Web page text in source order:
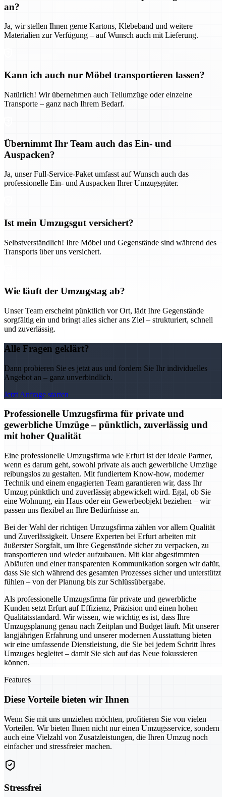
an?
Ja, wir stellen Ihnen gerne Kartons, Klebeband und weitere
Materialien zur Verfügung – auf Wunsch auch mit Lieferung.
Kann ich auch nur Möbel transportieren lassen?
Natürlich! Wir übernehmen auch Teilumzüge oder einzelne
Transporte – ganz nach Ihrem Bedarf.
Übernimmt Ihr Team auch das Ein- und
Auspacken?
Ja, unser Full-Service-Paket umfasst auf Wunsch auch das
professionelle Ein- und Auspacken Ihrer Umzugsgüter.
Ist mein Umzugsgut versichert?
Selbstverständlich! Ihre Möbel und Gegenstände sind während des
Transports über uns versichert.
Wie läuft der Umzugstag ab?
Unser Team erscheint pünktlich vor Ort, lädt Ihre Gegenstände
sorgfältig ein und bringt alles sicher ans Ziel – strukturiert, schnell
und zuverlässig.
Alle Fragen geklärt?
Dann probieren Sie es jetzt aus und fordern Sie Ihr individuelles
Angebot an – ganz unverbindlich.
Jetzt Anfrage starten
Professionelle Umzugsfirma für private und
gewerbliche Umzüge – pünktlich, zuverlässig und
mit hoher Qualität
Eine professionelle Umzugsfirma wie Erfurt ist der ideale Partner,
wenn es darum geht, sowohl private als auch gewerbliche Umzüge
reibungslos zu gestalten. Mit fundiertem Know-how, moderner
Technik und einem engagierten Team garantieren wir, dass Ihr
Umzug pünktlich und zuverlässig abgewickelt wird. Egal, ob Sie
eine Wohnung, ein Haus oder ein Gewerbeobjekt beziehen – wir
passen uns flexibel an Ihre Bedürfnisse an.
Bei der Wahl der richtigen Umzugsfirma zählen vor allem Qualität
und Zuverlässigkeit. Unsere Experten bei Erfurt arbeiten mit
äußerster Sorgfalt, um Ihre Gegenstände sicher zu verpacken, zu
transportieren und wieder aufzubauen. Mit klar abgestimmten
Abläufen und einer transparenten Kommunikation sorgen wir dafür,
dass Sie sich während des gesamten Prozesses sicher und unterstützt
fühlen – von der Planung bis zur Schlüssübergabe.
Als professionelle Umzugsfirma für private und gewerbliche
Kunden setzt Erfurt auf Effizienz, Präzision und einen hohen
Qualitätsstandard. Wir wissen, wie wichtig es ist, dass Ihre
Umzugsplanung genau nach Zeitplan und Budget läuft. Mit unserer
langjährigen Erfahrung und unserer modernen Ausstattung bieten
wir eine umfassende Dienstleistung, die Sie bei jedem Schritt Ihres
Umzuges begleitet – damit Sie sich auf das Neue fokussieren
können.
Features
Diese Vorteile bieten wir Ihnen
Wenn Sie mit uns umziehen möchten, profitieren Sie von vielen
Vorteilen. Wir bieten Ihnen nicht nur einen Umzugsservice, sondern
auch eine Vielzahl von Zusatzleistungen, die Ihren Umzug noch
einfacher und stressfreier machen.
Stressfrei